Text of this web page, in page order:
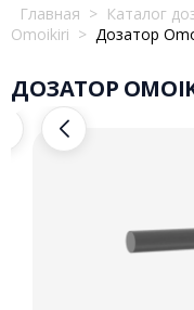
Главная > Каталог
Omoikiri > Дозатор
ДОЗАТОР